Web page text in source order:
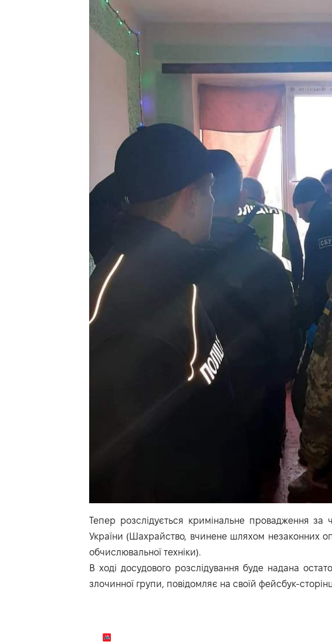
Тепер розслідується кримінальне провадження за
України (Шахрайство, вчинене шляхом незаконних
обчислювальної техніки).
В ході досудового розслідування буде надана
злочинної групи, повідомляє на своїй фейсбук-